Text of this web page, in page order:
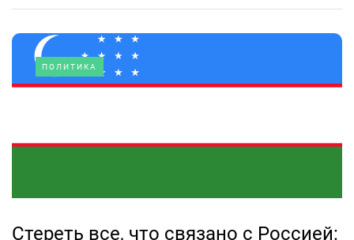
ПОЛИТИКА
Стереть все, что связано с Россией: